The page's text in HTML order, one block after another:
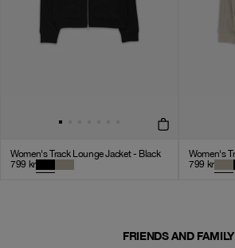
Women's Track Lounge Jacket - Black
799 kr
799 kr
FRIENDS AND FAMILY